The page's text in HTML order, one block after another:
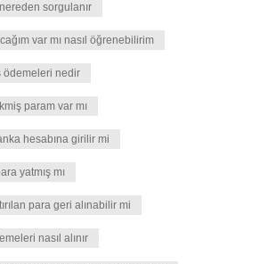
sorgulanır
var mı nasıl öğrenebilirim
ödemeleri nedir
param var mı
hesabına girilir mi
yatmış mı
para geri alınabilir mi
nasıl alınır